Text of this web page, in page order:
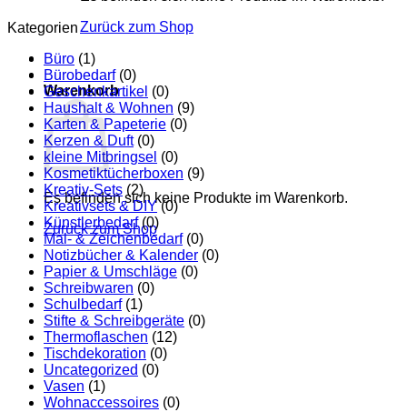
Zurück zum Shop
Warenkorb
Es befinden sich keine Produkte im Warenkorb.
Zurück zum Shop
Kategorien
Büro (1)
Bürobedarf (0)
Geschenkartikel (0)
Haushalt & Wohnen (9)
Karten & Papeterie (0)
Kerzen & Duft (0)
kleine Mitbringsel (0)
Kosmetiktücherboxen (9)
Kreativ-Sets (2)
Kreativsets & DIY (0)
Künstlerbedarf (0)
Mal- & Zeichenbedarf (0)
Notizbücher & Kalender (0)
Papier & Umschläge (0)
Schreibwaren (0)
Schulbedarf (1)
Stifte & Schreibgeräte (0)
Thermoflaschen (12)
Tischdekoration (0)
Uncategorized (0)
Vasen (1)
Wohnaccessoires (0)